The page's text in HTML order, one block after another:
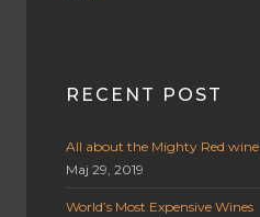
RECENT POST
All about the Mighty Red wine
Maj 29, 2019
World’s Most Expensive Wines